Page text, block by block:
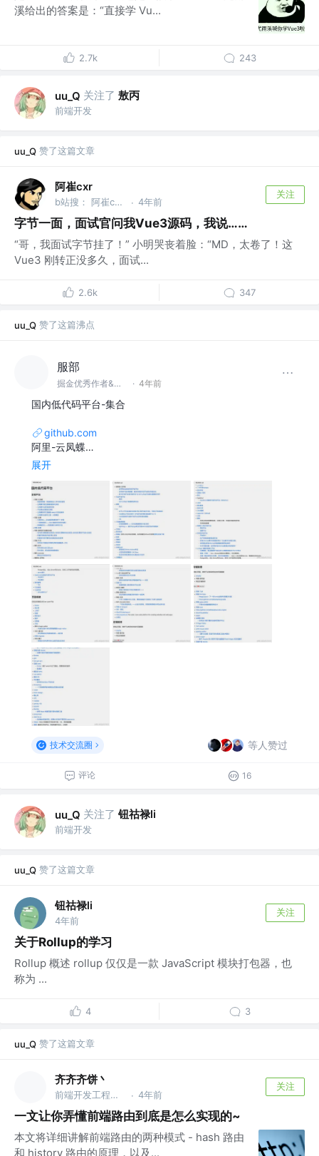
溪给出的答案是：“直接学 Vu...
2.7k 243
uu_Q 关注了 敖丙
前端开发
uu_Q 赞了这篇文章
阿崔cxr
b站搜： 阿崔cxr 分享最前沿的前端技术干货 · 4年前
关注
字节一面，面试官问我Vue3源码，我说……
“哥，我面试字节挂了！” 小明哭丧着脸：“MD，太卷了！这
Vue3 刚转正没多久，面试...
2.6k 347
uu_Q 赞了这篇沸点
服部
掘金优秀作者&人气作者 @XIAOMAN · 4年前
国内低代码平台-集合
github.com
阿里-云凤蝶…
展开
技术交流圈 等人赞过
评论 16
uu_Q 关注了 钮祜禄li
前端开发
uu_Q 赞了这篇文章
钮祜禄li
4年前
关注
关于Rollup的学习
Rollup 概述 rollup 仅仅是一款 JavaScript 模块打包器，也
称为 ...
4 3
uu_Q 赞了这篇文章
齐齐齐饼丶
前端开发工程师 @同花顺 · 4年前
关注
一文让你弄懂前端路由到底是怎么实现的~
本文将详细讲解前端路由的两种模式 - hash 路由
和 history 路由的原理，以及...